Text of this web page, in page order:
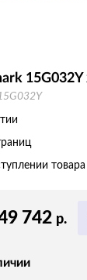
742 р.
товара